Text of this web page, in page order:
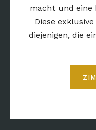
macht und eine
Diese
diejenigen, die